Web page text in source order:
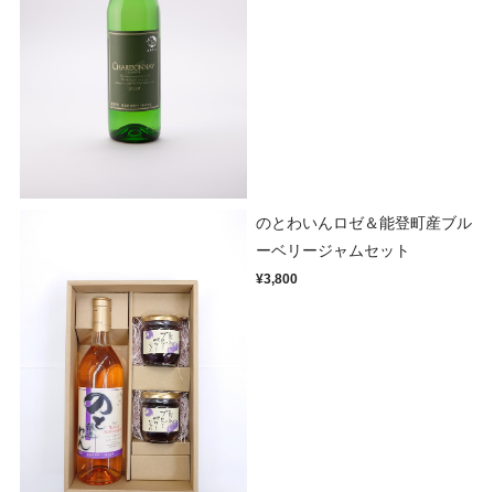
のとわいんロゼ＆能登町産ブル
ーベリージャムセット
¥3,800